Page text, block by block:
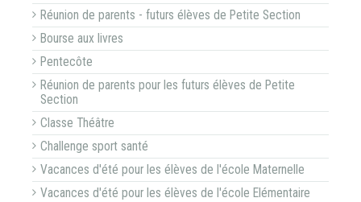
Réunion de parents - futurs élèves de Petite Section
Bourse aux livres
Pentecôte
Réunion de parents pour les futurs élèves de Petite
Section
Classe Théâtre
Challenge sport santé
Vacances d'été pour les élèves de l'école Maternelle
Vacances d'été pour les élèves de l'école Elémentaire